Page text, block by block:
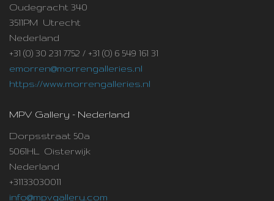
Oudegracht 340
3511PM Utrecht
Nederland
+31 (0) 30 231 7752 / +31 (0) 6 549 161 31
emorren@morrengalleries.nl
https://www.morrengalleries.nl
MPV Gallery - Nederland
Dorpsstraat 50a
5061HL Oisterwijk
Nederland
+31133030011
info@mpvgallery.com